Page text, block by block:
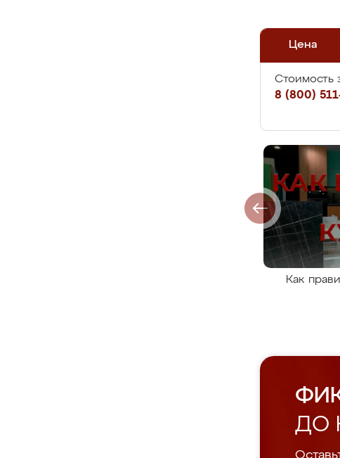
Цена
Стоимость
8 (800)
Как
ДО